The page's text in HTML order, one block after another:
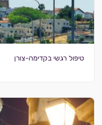
טיפול רגשי בקדימה-צורן